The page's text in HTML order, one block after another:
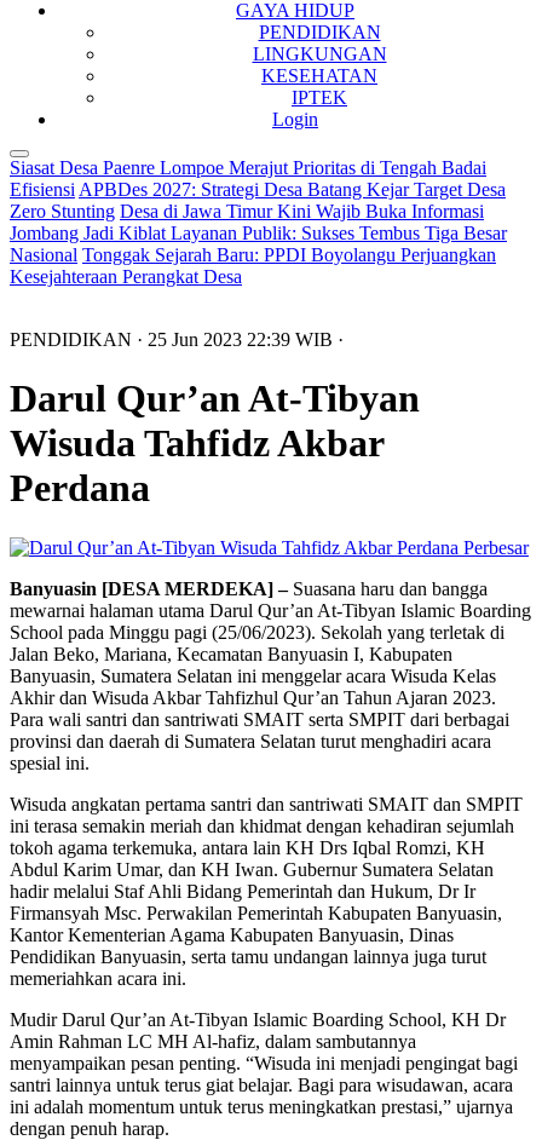
GAYA HIDUP
PENDIDIKAN
LINGKUNGAN
KESEHATAN
IPTEK
Login
Siasat Desa Paenre Lompoe Merajut Prioritas di Tengah Badai
Efisiensi APBDes 2027: Strategi Desa Batang Kejar Target Desa
Zero Stunting Desa di Jawa Timur Kini Wajib Buka Informasi
Jombang Jadi Kiblat Layanan Publik: Sukses Tembus Tiga Besar
Nasional Tonggak Sejarah Baru: PPDI Boyolangu Perjuangkan
Kesejahteraan Perangkat Desa
PENDIDIKAN · 25 Jun 2023 22:39 WIB ·
Darul Qur’an At-Tibyan
Wisuda Tahfidz Akbar
Perdana
Perbesar
Banyuasin [DESA MERDEKA] – Suasana haru dan bangga
mewarnai halaman utama Darul Qur’an At-Tibyan Islamic Boarding
School pada Minggu pagi (25/06/2023). Sekolah yang terletak di
Jalan Beko, Mariana, Kecamatan Banyuasin I, Kabupaten
Banyuasin, Sumatera Selatan ini menggelar acara Wisuda Kelas
Akhir dan Wisuda Akbar Tahfizhul Qur’an Tahun Ajaran 2023.
Para wali santri dan santriwati SMAIT serta SMPIT dari berbagai
provinsi dan daerah di Sumatera Selatan turut menghadiri acara
spesial ini.
Wisuda angkatan pertama santri dan santriwati SMAIT dan SMPIT
ini terasa semakin meriah dan khidmat dengan kehadiran sejumlah
tokoh agama terkemuka, antara lain KH Drs Iqbal Romzi, KH
Abdul Karim Umar, dan KH Iwan. Gubernur Sumatera Selatan
hadir melalui Staf Ahli Bidang Pemerintah dan Hukum, Dr Ir
Firmansyah Msc. Perwakilan Pemerintah Kabupaten Banyuasin,
Kantor Kementerian Agama Kabupaten Banyuasin, Dinas
Pendidikan Banyuasin, serta tamu undangan lainnya juga turut
memeriahkan acara ini.
Mudir Darul Qur’an At-Tibyan Islamic Boarding School, KH Dr
Amin Rahman LC MH Al-hafiz, dalam sambutannya
menyampaikan pesan penting. “Wisuda ini menjadi pengingat bagi
santri lainnya untuk terus giat belajar. Bagi para wisudawan, acara
ini adalah momentum untuk terus meningkatkan prestasi,” ujarnya
dengan penuh harap.